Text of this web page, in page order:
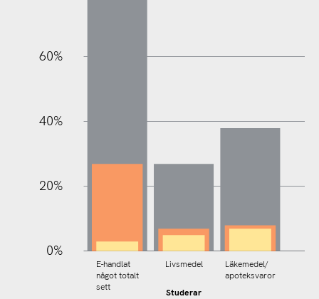
0%
20%
40%
60%
Studerar
E-handlat
något totalt
sett
Livsmedel
Läkemedel/
apoteksvaror